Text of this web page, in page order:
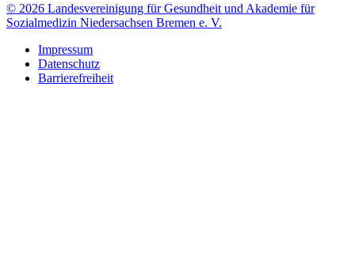
© 2026 Landesvereinigung für Gesundheit und Akademie für
Sozialmedizin Niedersachsen Bremen e. V.
Impressum
Datenschutz
Barrierefreiheit